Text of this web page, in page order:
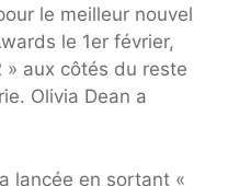
le meilleur nouvel
le 1er février,
» aux côtés du reste
Olivia Dean a
lancée en sortant «